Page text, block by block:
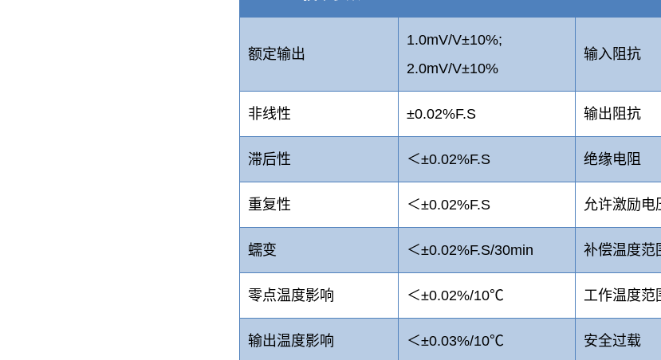
额定输出
1.0mV/V±10%;
2.0mV/V±10%
输入阻抗
非线性 ±0.02%F.S 输出阻抗
滞后性 ＜±0.02%F.S 绝缘电阻
重复性 ＜±0.02%F.S 允许激励电
蠕变 ＜±0.02%F.S/30min 补偿温度范
零点温度影响 ＜±0.02%/10℃ 工作温度范
输出温度影响 ＜±0.03%/10℃ 安全过载